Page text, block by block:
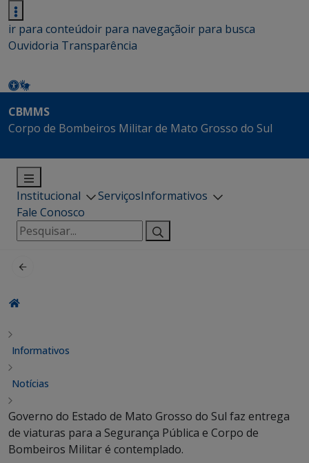
ir para conteúdoir para navegaçãoir para busca
Ouvidoria Transparência
CBMMS
Corpo de Bombeiros Militar de Mato Grosso do Sul
Institucional ServiçosInformativos
Fale Conosco
Pesquisar
por:
Informativos
Notícias
Governo do Estado de Mato Grosso do Sul faz entrega
de viaturas para a Segurança Pública e Corpo de
Bombeiros Militar é contemplado.